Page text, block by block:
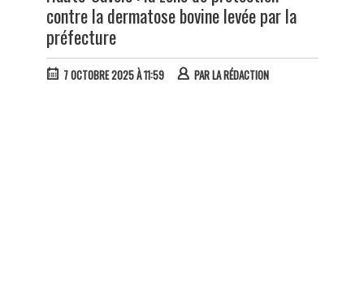
contre la dermatose bovine levée par la
préfecture
7 OCTOBRE 2025 À 11:59 PARLA RÉDACTION